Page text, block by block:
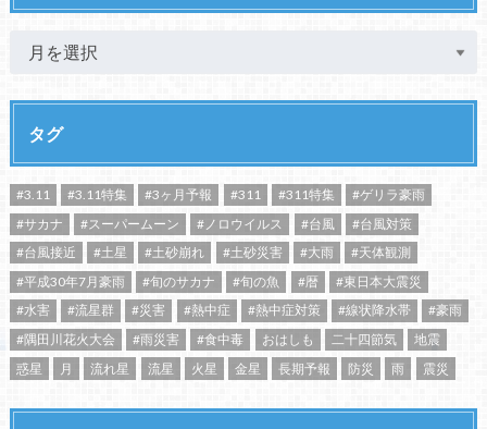
タグ
#3.11 #3.11特集 #3ヶ月予報 #311 #311特集
#ゲリラ豪雨
#サカナ
#スーパームーン #ノロウイルス #台風
#台風対策
#台風接近
#土星 #土砂崩れ #土砂災害 #大雨
#天体観測
#平成30年7月豪雨
#旬のサカナ #旬の魚 #暦
#東日本大震災
#水害
#流星群 #災害 #熱中症 #熱中症対策 #線状降水帯
#豪雨
#隅田川花火大会
#雨災害 #食中毒 おはしも 二十四節気
地震
惑星
月 流れ星 流星 火星 金星 長期予報 防災 雨 震災